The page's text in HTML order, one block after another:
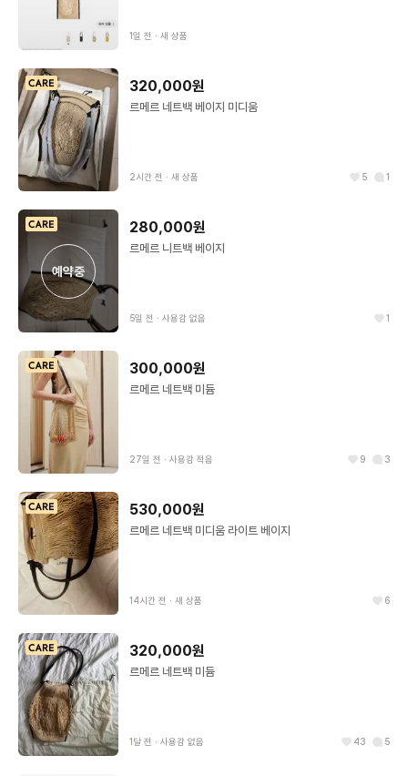
1일 전 ∙ 새 상품
320,000원
르메르 네트백 베이지 미디움
2시간 전 ∙ 새 상품 5 1
예약중
280,000원
르메르 니트백 베이지
5일 전 ∙ 사용감 없음 1
300,000원
르메르 네트백 미듐
27일 전 ∙ 사용감 적음 9 3
530,000원
르메르 네트백 미디움 라이트 베이지
14시간 전 ∙ 새 상품 6
320,000원
르메르 네트백 미듐
1달 전 ∙ 사용감 없음 43 5